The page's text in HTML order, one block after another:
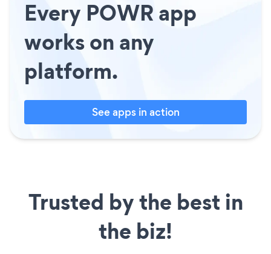
Every POWR app
works on any
platform.
See apps in action
Trusted by the best in
the biz!